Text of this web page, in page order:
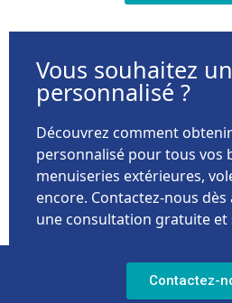
Vous souhaitez
personnalisé ?
Découvrez comment
personnalisé pour tous vos
menuiseries extérieures,
encore. Contactez-nous
une consultation gratuite et
Contactez-